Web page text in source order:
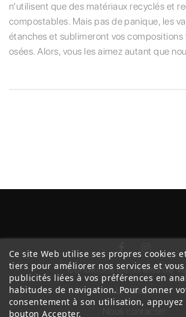
n'utilisent que des matériaux recyclés et
compostables. Mais pas de panique, les
étanches et sublimeront vos compositions
osées. Alors, vous les aimez autant que
Conditions Générales de
Livraison
Ce site Web utilise ses propres cookies
tiers pour améliorer nos services et
publicités liées à vos préférences en
habitudes de navigation. Pour donner
consentement à son utilisation,
bouton Accepter.